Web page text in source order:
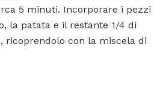
5 minuti. Incorporare i pezzi
la patata e il restante 1/4 di
ricoprendolo con la miscela di